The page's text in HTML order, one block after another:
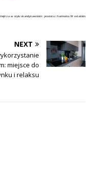
w stylu skandynawskim: prostota i harmonia W ostatnim
NEXT
miejsce do
i relaksu